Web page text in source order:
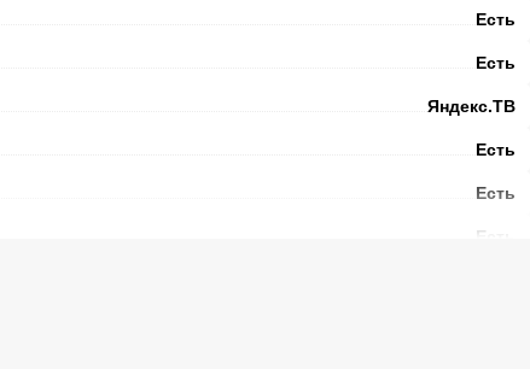
Есть
Есть
Яндекс.ТВ
Есть
Есть
Есть